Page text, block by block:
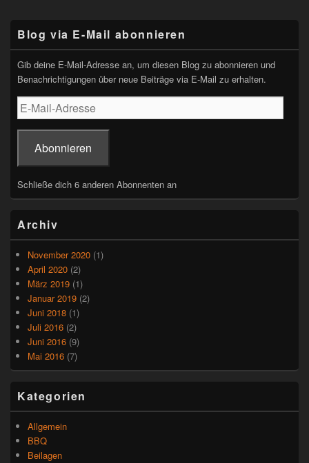
Seitenleisten-
Widgetbereich
Blog via E-Mail abonnieren
Gib deine E-Mail-Adresse an, um diesen Blog zu abonnieren und
Benachrichtigungen über neue Beiträge via E-Mail zu erhalten.
E-
Mail-
Adresse
Abonnieren
Schließe dich 6 anderen Abonnenten an
Archiv
November 2020 (1)
April 2020 (2)
März 2019 (1)
Januar 2019 (2)
Juni 2018 (1)
Juli 2016 (2)
Juni 2016 (9)
Mai 2016 (7)
Kategorien
Allgemein
BBQ
Beilagen